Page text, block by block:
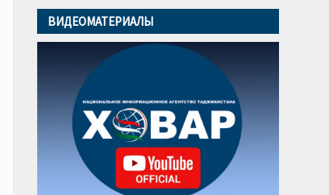
ВИДЕОМАТЕРИАЛЫ